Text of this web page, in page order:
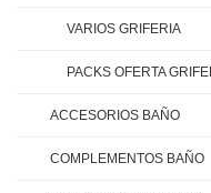
VARIOS GRIFERIA
PACKS OFERTA
ACCESORIOS BAÑO
COMPLEMENTOS BAÑO